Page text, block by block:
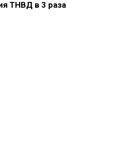
ТНВД в 3 раза